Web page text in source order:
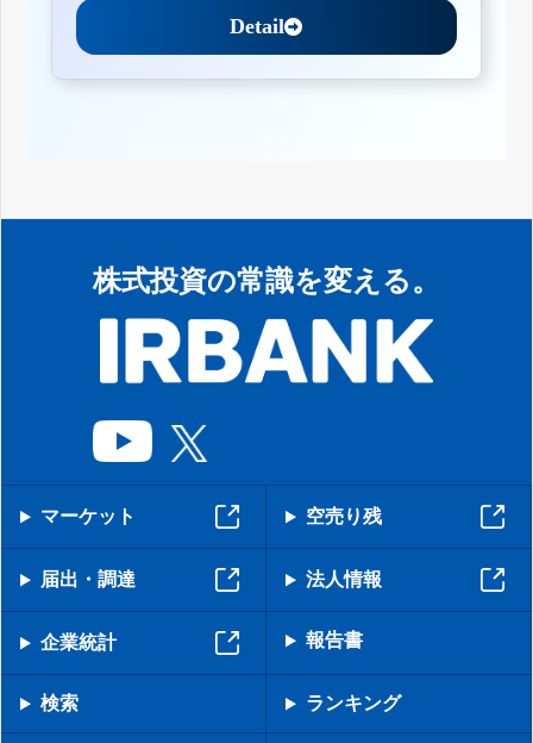
Detail
株式投資の常識を変える。
マーケット 空売り残
届出・調達 法人情報
企業統計 報告書
検索 ランキング